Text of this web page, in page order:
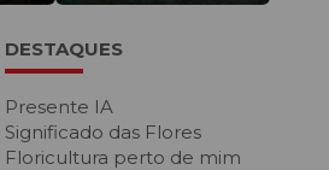
DESTAQUES
Presente IA
Significado das Flores
Floricultura perto de mim